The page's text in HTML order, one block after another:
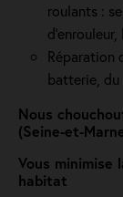
roulants :
Réparation
batterie, du
Nous
(Seine-et-
Vous minimise
habitat